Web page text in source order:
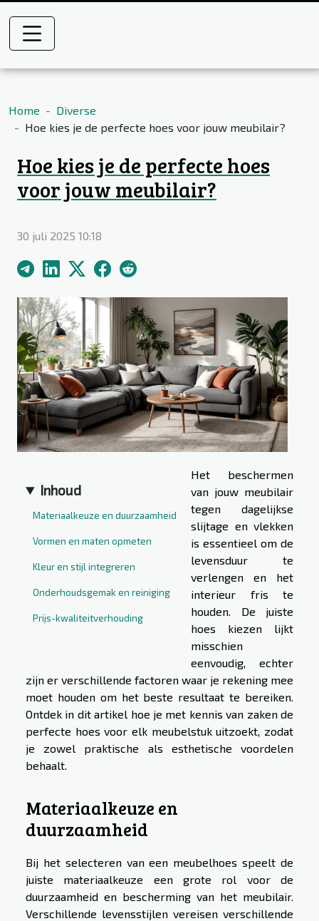
Home
Diverse
Hoe kies je de perfecte hoes voor jouw meubilair?
Hoe kies je de perfecte hoes
voor jouw meubilair?
30 juli 2025 10:18
Inhoud
Materiaalkeuze en duurzaamheid
Vormen en maten opmeten
Kleur en stijl integreren
Onderhoudsgemak en reiniging
Prijs-kwaliteitverhouding
Het beschermen
van jouw meubilair
tegen dagelijkse
slijtage en vlekken
is essentieel om de
levensduur te
verlengen en het
interieur fris te
houden. De juiste
hoes kiezen lijkt
misschien
eenvoudig, echter
zijn er verschillende factoren waar je rekening mee
moet houden om het beste resultaat te bereiken.
Ontdek in dit artikel hoe je met kennis van zaken de
perfecte hoes voor elk meubelstuk uitzoekt, zodat
je zowel praktische als esthetische voordelen
behaalt.
Materiaalkeuze en
duurzaamheid
Bij het selecteren van een meubelhoes speelt de
juiste materiaalkeuze een grote rol voor de
duurzaamheid en bescherming van het meubilair.
Verschillende levensstijlen vereisen verschillende